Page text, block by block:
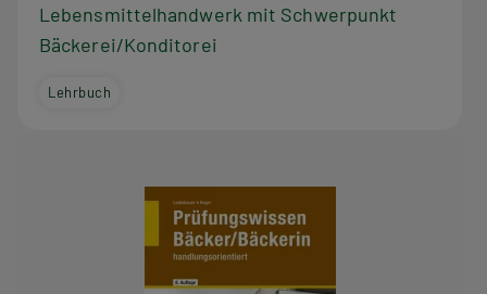
Lebensmittelhandwerk mit Schwerpunkt
Bäckerei/Konditorei
Lehrbuch